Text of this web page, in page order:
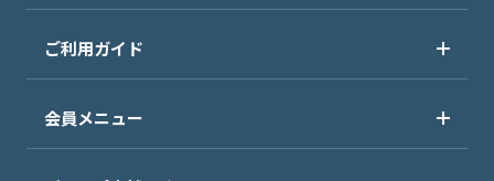
ご利用ガイド
会員メニュー